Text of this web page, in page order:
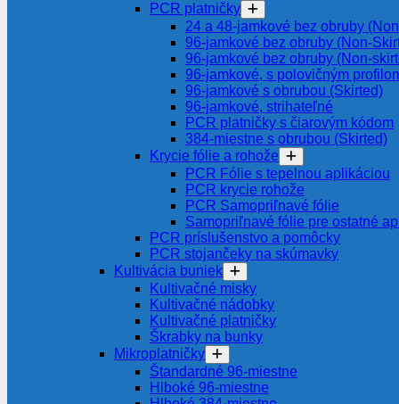
PCR platničky
24 a 48-jamkové bez obruby
96-jamkové bez obruby (Non-
96-jamkové bez obruby (Non-
96-jamkové, s polovičným
96-jamkové s obrubou (Skirted)
96-jamkové, strihateľné
PCR platničky s čiarovým kódom
384-miestne s obrubou (Skirted)
Krycie fólie a rohože
PCR Fólie s tepelnou aplikáciou
PCR krycie rohože
PCR Samopriľnavé fólie
Samopriľnavé fólie pre ostatné
PCR príslušenstvo a pomôcky
PCR stojančeky na skúmavky
Kultivácia buniek
Kultivačné misky
Kultivačné nádobky
Kultivačné platničky
Škrabky na bunky
Mikroplatničky
Štandardné 96-miestne
Hlboké 96-miestne